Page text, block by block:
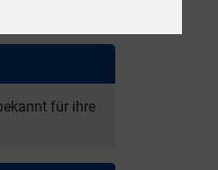
für ihre